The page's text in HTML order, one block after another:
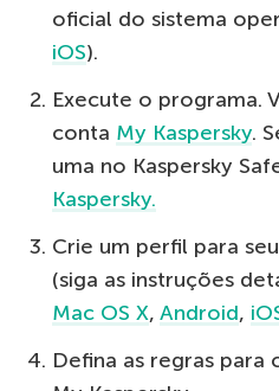
oficial do sistema
iOS).
Execute o programa.
conta My Kaspersky.
uma no Kaspersky
Kaspersky.
Crie um perfil para
(siga as instruções
Mac OS X, Android,
Defina as regras para